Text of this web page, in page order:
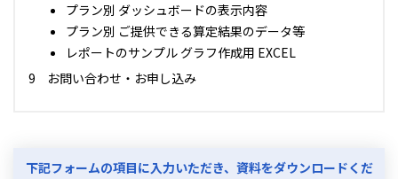
プラン別 ダッシュボードの表示内容
プラン別 ご提供できる算定結果のデータ等
レポートのサンプル グラフ作成用 EXCEL
お問い合わせ・お申し込み
下記フォームの項目に入力いただき、資料をダウンロードくだ